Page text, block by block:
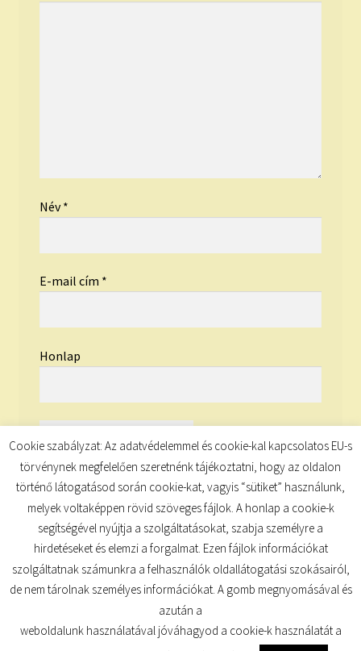
Név*
E-mail cím *
Honlap
© TUDATKULCS 2026
Cookie szabályzat: Az adatvédelemmel és cookie-kal kapcsolatos EU-s
törvénynek megfelelően szeretnénk tájékoztatni, hogy az oldalon
történő látogatásod során cookie-kat, vagyis “sütiket” használunk,
melyek voltaképpen rövid szöveges fájlok. A honlap a cookie-k
segítségével nyújtja a szolgáltatásokat, szabja személyre a
hirdetéseket és elemzi a forgalmat. Ezen fájlok információkat
szolgáltatnak számunkra a felhasználók oldallátogatási szokásairól,
de nem tárolnak személyes információkat. A gomb megnyomásával és
azután a
weboldalunk használatával jóváhagyod a cookie-k használatát a